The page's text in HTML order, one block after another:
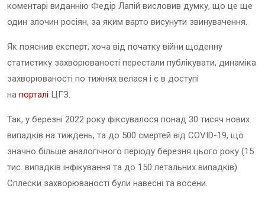
коментарі виданнію Федір Лапій висловив думку, що це ще
один злочин росіян, за яким варто висунути звинувачення.
Як пояснив експерт, хоча від початку війни щоденну
статистику захворюваності перестали публікувати, динаміка
захворюваності по тижнях велася і є в доступі
на порталі ЦГЗ.
Так, у березні 2022 року фіксувалося понад 30 тисяч нових
випадків на тиждень, та до 500 смертей від COVID-19, що
значно більше аналогічного періоду березня цього року (15
тис. випадків інфікування та до 150 летальних випадків).
Сплески захворюваності були навесні та восени.